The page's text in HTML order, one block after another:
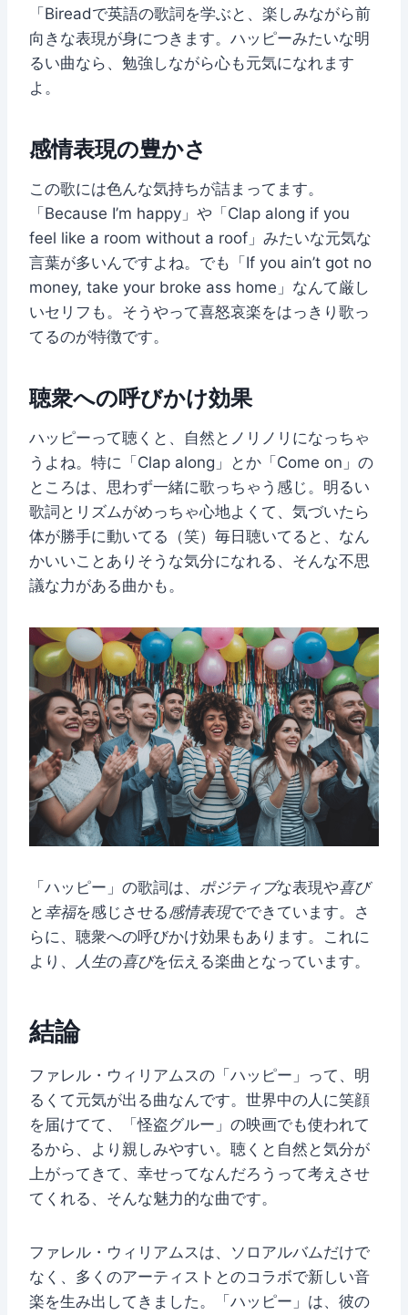
「Bireadで英語の歌詞を学ぶと、楽しみながら前
向きな表現が身につきます。ハッピーみたいな明
るい曲なら、勉強しながら心も元気になれます
よ。
感情表現の豊かさ
この歌には色んな気持ちが詰まってます。
「Because I’m happy」や「Clap along if you
feel like a room without a roof」みたいな元気な
言葉が多いんですよね。でも「If you ain’t got no
money, take your broke ass home」なんて厳し
いセリフも。そうやって喜怒哀楽をはっきり歌っ
てるのが特徴です。
聴衆への呼びかけ効果
ハッピーって聴くと、自然とノリノリになっちゃ
うよね。特に「Clap along」とか「Come on」の
ところは、思わず一緒に歌っちゃう感じ。明るい
歌詞とリズムがめっちゃ心地よくて、気づいたら
体が勝手に動いてる（笑）毎日聴いてると、なん
かいいことありそうな気分になれる、そんな不思
議な力がある曲かも。
「ハッピー」の歌詞は、 ポジティブな表現や喜び
と幸福を感じさせる感情表現でできています。さ
らに、聴衆への呼びかけ効果もあります。これに
より、
人生の喜びを伝える楽曲となっています。
結論
ファレル・ウィリアムスの「ハッピー」って、明
るくて元気が出る曲なんです。世界中の人に笑顔
を届けてて、「怪盗グルー」の映画でも使われて
るから、より親しみやすい。聴くと自然と気分が
上がってきて、幸せってなんだろうって考えさせ
てくれる、そんな魅力的な曲です。
ファレル・ウィリアムスは、ソロアルバムだけで
なく、多くのアーティストとのコラボで新しい音
楽を生み出してきました。「ハッピー」は、彼の